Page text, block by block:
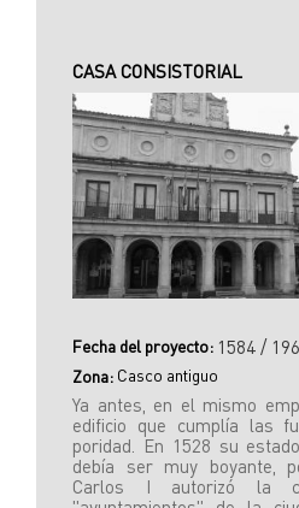
CASA CONSISTORIAL
Fecha del proyecto: 1584 /
Zona: Casco antiguo
Ya antes, en el mismo
edificio que cumplía las
poridad. En 1528 su
debía ser muy boyante,
Carlos I autorizó la